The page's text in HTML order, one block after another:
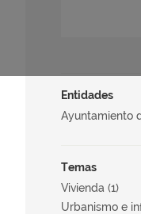
Entidades
Ayuntamiento
Temas
Vivienda (1)
Urbanismo e